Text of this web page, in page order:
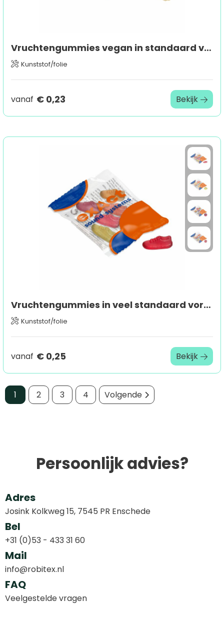
Vruchtengummies vegan in standaard vormen
Kunststof/folie
vanaf € 0,23 Bekijk
Vruchtengummies in veel standaard vormen
Kunststof/folie
vanaf € 0,25 Bekijk
1 2 3 4 Volgende
Persoonlijk advies?
Adres
Josink Kolkweg 15, 7545 PR Enschede
Bel
+31 (0)53 - 433 31 60
Mail
info@robitex.nl
FAQ
Veelgestelde vragen